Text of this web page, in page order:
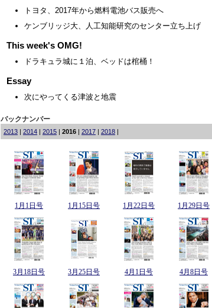
トヨタ、2017年から燃料電池バス販売へ
ケンブリッジ大、人工知能研究のセンター立ち上げ
This week's OMG!
ドラキュラ城に１泊、ベッドは棺桶！
Essay
次にやってくる津波と地震
バックナンバー
2013 | 2014 | 2015 | 2016 | 2017 | 2018 |
1月1日号 1月15日号 1月22日号 1月29日号
3月18日号 3月25日号 4月1日号 4月8日号